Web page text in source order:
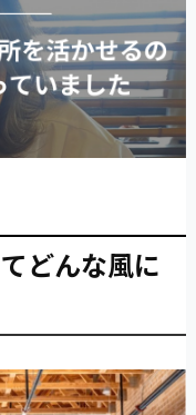
どんな風に